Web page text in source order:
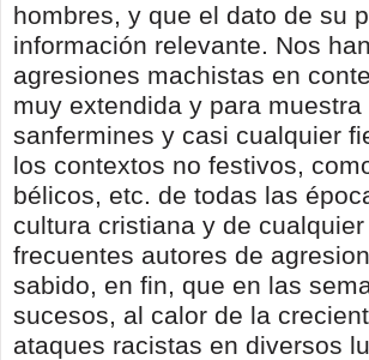
hombres, y que el dato de su
información relevante. Nos
agresiones machistas en
muy extendida y para
sanfermines y casi cualquier
los contextos no festivos,
bélicos, etc. de todas las
cultura cristiana y de
frecuentes autores de
sabido, en fin, que en las
sucesos, al calor de la
ataques racistas en diversos